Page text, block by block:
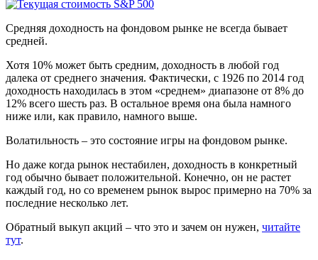
Средняя доходность на фондовом рынке не всегда бывает
средней.
Хотя 10% может быть средним, доходность в любой год
далека от среднего значения. Фактически, с 1926 по 2014 год
доходность находилась в этом «среднем» диапазоне от 8% до
12% всего шесть раз. В остальное время она была намного
ниже или, как правило, намного выше.
Волатильность – это состояние игры на фондовом рынке.
Но даже когда рынок нестабилен, доходность в конкретный
год обычно бывает положительной. Конечно, он не растет
каждый год, но со временем рынок вырос примерно на 70% за
последние несколько лет.
Обратный выкуп акций – что это и зачем он нужен, читайте
тут.